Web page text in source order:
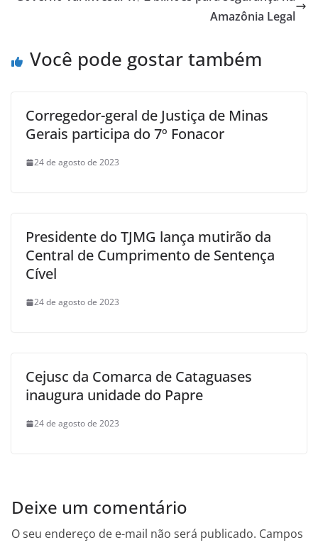
Amazônia Legal
Você pode gostar também
Corregedor-geral de Justiça de Minas
Gerais participa do 7º Fonacor
24 de agosto de 2023
Presidente do TJMG lança mutirão da
Central de Cumprimento de Sentença
Cível
24 de agosto de 2023
Cejusc da Comarca de Cataguases
inaugura unidade do Papre
24 de agosto de 2023
Deixe um comentário
O seu endereço de e-mail não será publicado. Campos